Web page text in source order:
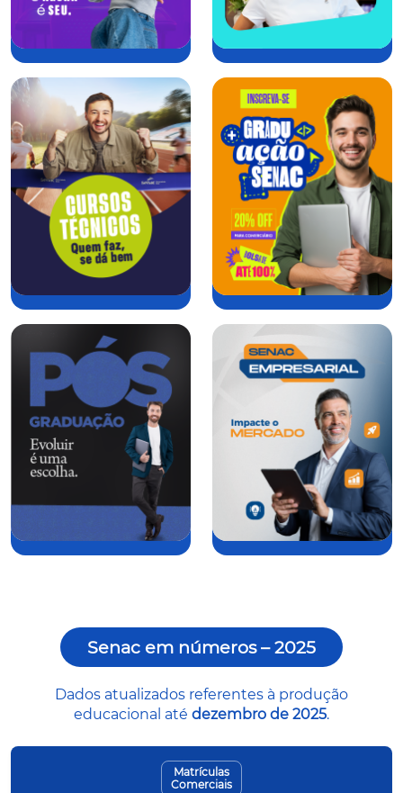
Senac em números – 2025
Dados atualizados referentes à produção
educacional até dezembro de 2025.
Matrículas
Comerciais